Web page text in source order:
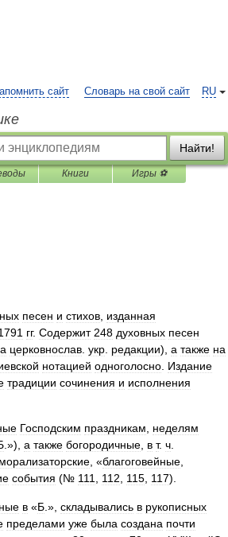
RU
сайт Словарь на свой сайт
Найти!
Книги Игры ⚽
песен и стихов изданная
гг. Содержит 248 духовных песен
церковнослав укр редакции), а также на
нотацией одноголосно Издание
традиции сочинения и исполнения
Господским праздникам
неделям
.»), а также богородичные в т. ч
морализаторские , «благоговейные
события (№ 111 112 115 117).
в «Б .», складывались в рукописных
пределами уже была создана почти